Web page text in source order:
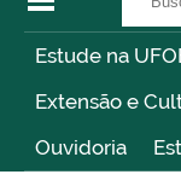
Estude na
Extensão e
Ouvidoria